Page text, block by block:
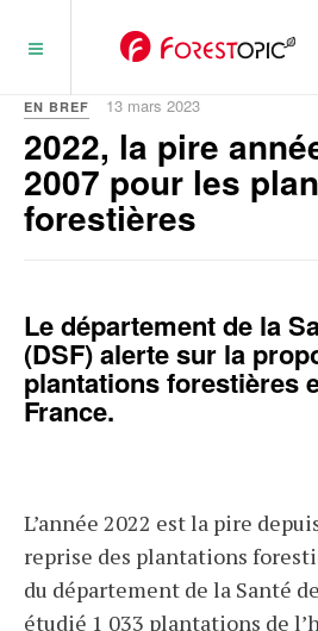
EN BREF 13 mars 2023
2022, la pire
2007 pour les
forestières
Le département de la
(DSF) alerte sur la
plantations forestières
France.
L’année 2022 est la pire
reprise des plantations
du département de la Santé
étudié 1 033 plantations de